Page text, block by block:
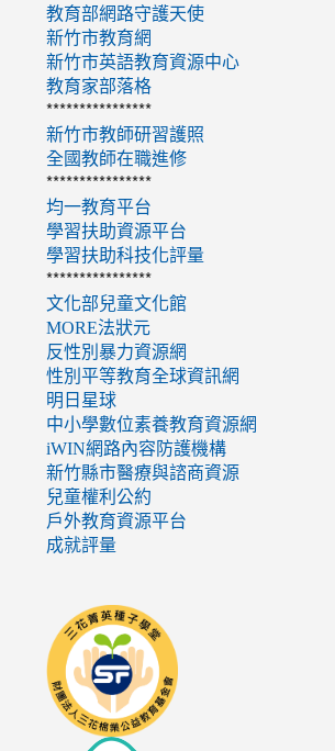
教育部網路守護天使
新竹市教育網
新竹市英語教育資源中心
教育家部落格
****************
新竹市教師研習護照
全國教師在職進修
****************
均一教育平台
學習扶助資源平台
學習扶助科技化評量
****************
文化部兒童文化館
MORE法狀元
反性別暴力資源網
性別平等教育全球資訊網
明日星球
中小學數位素養教育資源網
iWIN網路內容防護機構
新竹縣市醫療與諮商資源
兒童權利公約
戶外教育資源平台
成就評量
http://